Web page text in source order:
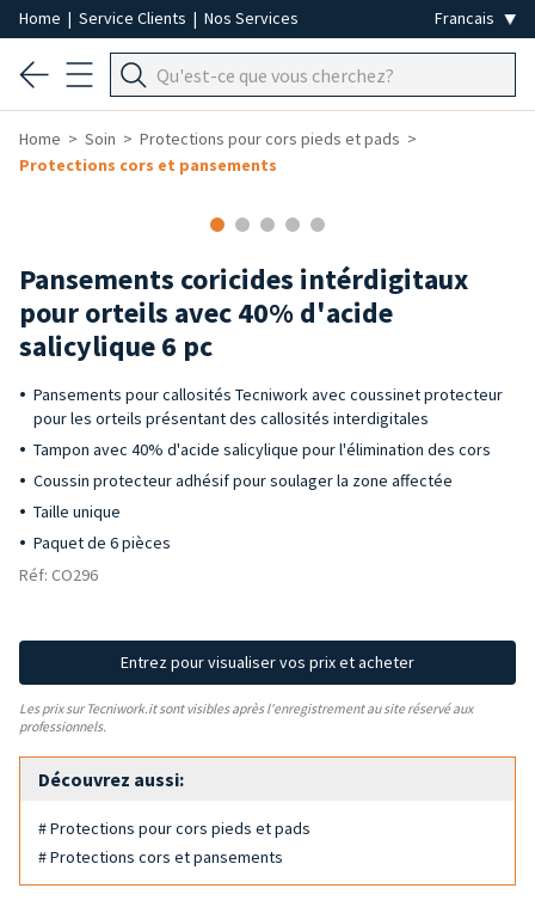
Home | Service Clients | Nos Services
Home Soin
Protections pour cors pieds et pads
Protections cors et pansements
Pansements coricides intérdigitaux
pour orteils avec 40% d'acide
salicylique 6 pc
Pansements pour callosités Tecniwork avec coussinet protecteur
pour les orteils présentant des callosités interdigitales
Tampon avec 40% d'acide salicylique pour l'élimination des cors
Coussin protecteur adhésif pour soulager la zone affectée
Taille unique
Paquet de 6 pièces
Réf: CO296
Entrez pour visualiser vos prix et acheter
Les prix sur Tecniwork.it sont visibles après l'enregistrement au site réservé aux
professionnels.
Découvrez aussi:
# Protections pour cors pieds et pads
# Protections cors et pansements